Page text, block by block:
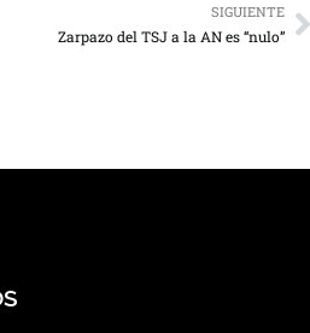
SIGUIENTE
Zarpazo del TSJ a la AN es “nulo”